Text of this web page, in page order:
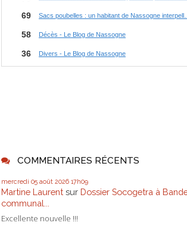
COMMENTAIRES RÉCENTS
mercredi 05 août 2026 17h09
Martine Laurent sur Dossier Socogetra à
communal...
Excellente nouvelle !!!